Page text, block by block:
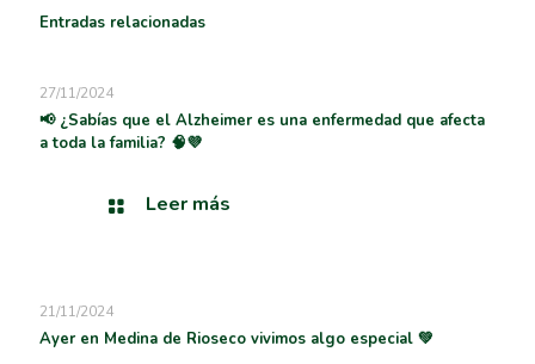
Entradas relacionadas
27/11/2024
📢 ¿Sabías que el Alzheimer es una enfermedad que afecta
a toda la familia? 🧠💜
Leer más
21/11/2024
Ayer en Medina de Rioseco vivimos algo especial 💚